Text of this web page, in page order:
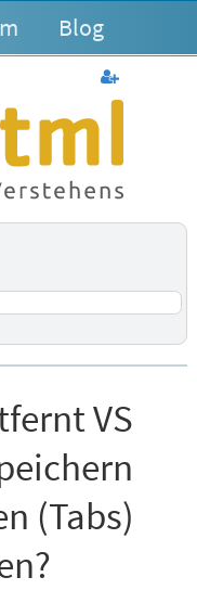
Blog
VS
(Tabs)